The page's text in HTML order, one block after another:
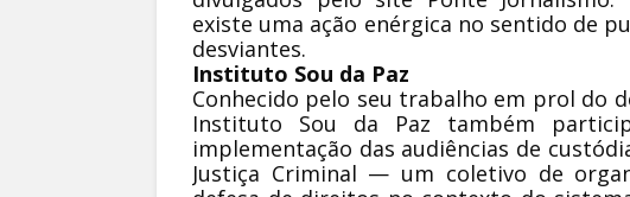
existe uma ação enérgica no sentido de
desviantes.
Instituto Sou da Paz
Conhecido pelo seu trabalho em prol do
Instituto Sou da Paz também
implementação das audiências de
Justiça Criminal — um coletivo de